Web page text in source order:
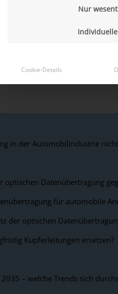
Fahrzeugen steigen
Technologien.
Damit stellt sich eine
Die optische
entwickelt hat, welche
rückt.
in der Automobilindustrie
optischen Datenübertragung
für automobile
der optischen
Kupferleitungen ersetzen?
– welche Trends sich
Nur
Cookie-Details